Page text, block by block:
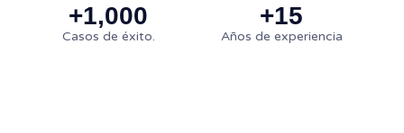
+1,000
Casos de éxito.
+15
Años de experiencia